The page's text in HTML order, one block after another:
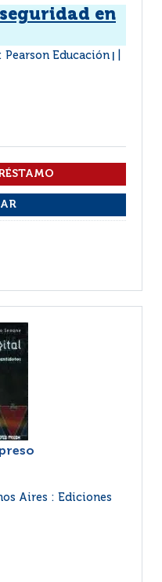
en
Pearson Educación
Aires : Ediciones